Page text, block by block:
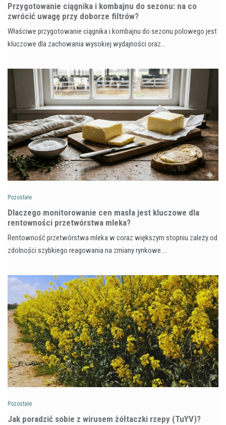
Przygotowanie ciągnika i kombajnu do sezonu: na co
zwrócić uwagę przy doborze filtrów?
Właściwe przygotowanie ciągnika i kombajnu do sezonu polowego jest
kluczowe dla zachowania wysokiej wydajności oraz…
Pozostałe
Dlaczego monitorowanie cen masła jest kluczowe dla
rentowności przetwórstwa mleka?
Rentowność przetwórstwa mleka w coraz większym stopniu zależy od
zdolności szybkiego reagowania na zmiany rynkowe.…
Pozostałe
​Jak poradzić sobie z wirusem żółtaczki rzepy (TuYV)?